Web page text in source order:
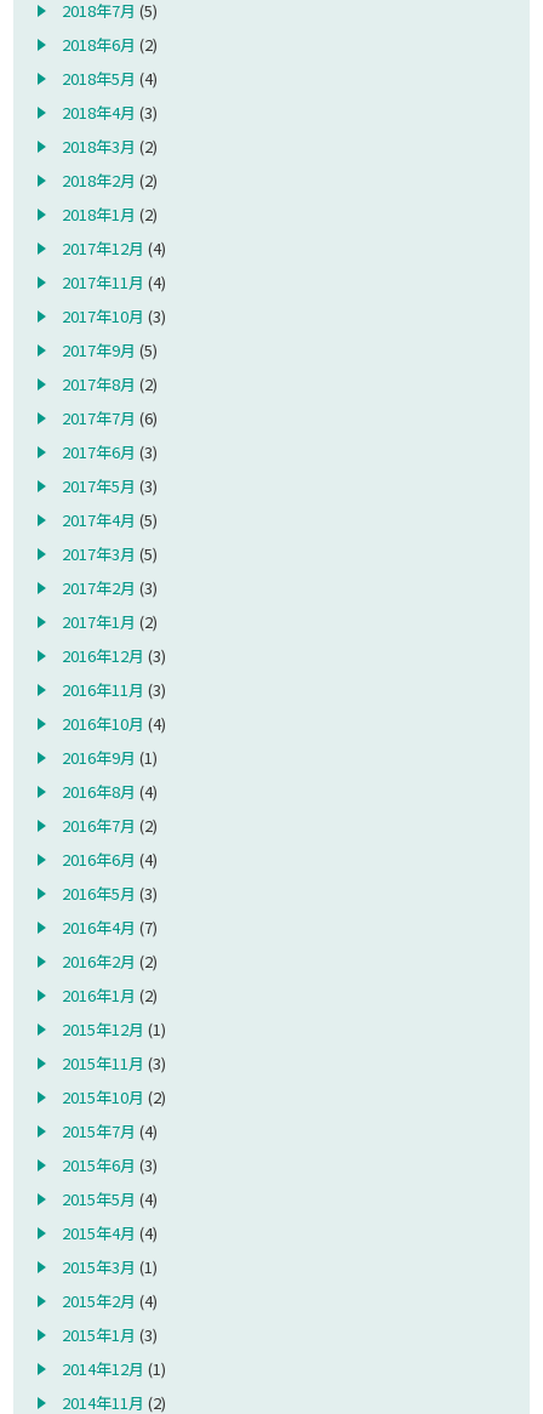
2018年7月 (5)
2018年6月 (2)
2018年5月 (4)
2018年4月 (3)
2018年3月 (2)
2018年2月 (2)
2018年1月 (2)
2017年12月 (4)
2017年11月 (4)
2017年10月 (3)
2017年9月 (5)
2017年8月 (2)
2017年7月 (6)
2017年6月 (3)
2017年5月 (3)
2017年4月 (5)
2017年3月 (5)
2017年2月 (3)
2017年1月 (2)
2016年12月 (3)
2016年11月 (3)
2016年10月 (4)
2016年9月 (1)
2016年8月 (4)
2016年7月 (2)
2016年6月 (4)
2016年5月 (3)
2016年4月 (7)
2016年2月 (2)
2016年1月 (2)
2015年12月 (1)
2015年11月 (3)
2015年10月 (2)
2015年7月 (4)
2015年6月 (3)
2015年5月 (4)
2015年4月 (4)
2015年3月 (1)
2015年2月 (4)
2015年1月 (3)
2014年12月 (1)
2014年11月 (2)